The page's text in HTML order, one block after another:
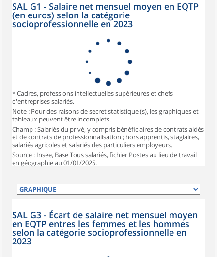
SAL G1 - Salaire net mensuel moyen en EQTP
(en euros) selon la catégorie
socioprofessionnelle en 2023
* Cadres, professions intellectuelles supérieures et chefs
d'entreprises salariés.
Note : Pour des raisons de secret statistique (s), les graphiques et
tableaux peuvent être incomplets.
Champ : Salariés du privé, y compris bénéficiaires de contrats aidés
et de contrats de professionnalisation ; hors apprentis, stagiaires,
salariés agricoles et salariés des particuliers employeurs.
Source : Insee, Base Tous salariés, fichier Postes au lieu de travail
en géographie au 01/01/2025.
SAL G3 - Écart de salaire net mensuel moyen
en EQTP entres les femmes et les hommes
selon la catégorie socioprofessionnelle en
2023